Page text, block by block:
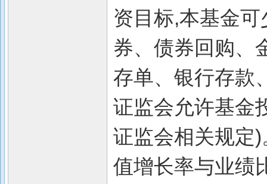
资目标,本基金
券、债券回购、
存单、银行存款
证监会允许基金
证监会相关规定
值增长率与业绩